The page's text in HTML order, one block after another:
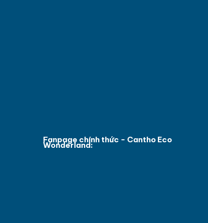
Fanpage chính thức - Cantho Eco
Wonderland: